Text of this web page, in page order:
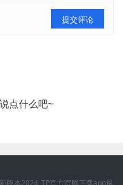
提交评论
点什么吧~
本2024_TP官方官网下载app最